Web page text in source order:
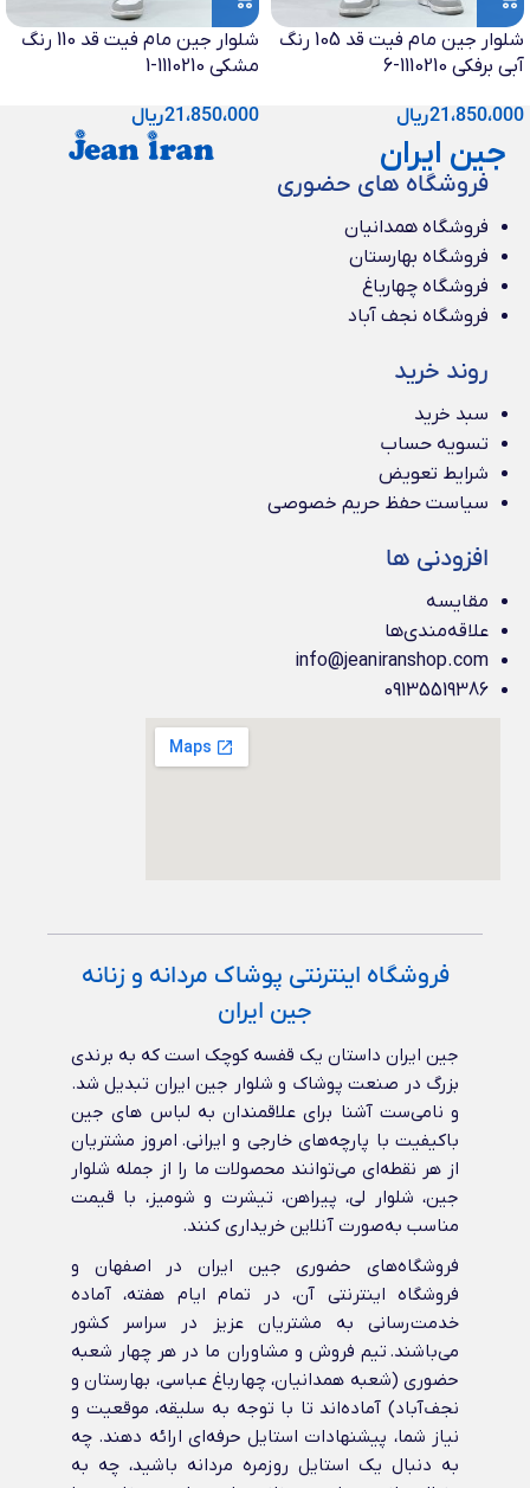
شلوار جین مام فیت قد 105 رنگ
آبی برفکی 1110210-6
21،850،000ریال
شلوار جین مام فیت قد 110 رنگ
مشکی 1110210-1
21،850،000ریال
جین ایران
فروشگاه های حضوری
فروشگاه همدانیان
فروشگاه بهارستان
فروشگاه چهارباغ
فروشگاه نجف آباد
روند خرید
سبد خرید
تسویه حساب
شرایط تعویض
سیاست حفظ حریم خصوصی
افزودنی ها
مقایسه
علاقه‌مندی‌ها
info@jeaniranshop.com
09135519386
فروشگاه اینترنتی پوشاک مردانه و زنانه
جین ایران
جین ایران داستان یک قفسه کوچک است که به برندی
بزرگ در صنعت پوشاک و شلوار جین ایران تبدیل شد.
و نامی‌ست آشنا برای علاقمندان به لباس های جین
باکیفیت با پارچه‌های خارجی و ایرانی‌. امروز مشتریان
از هر نقطه‌ای می‌توانند محصولات ما را از جمله شلوار
جین، شلوار لی، پیراهن، تیشرت و شومیز، با قیمت
مناسب به‌صورت آنلاین خریداری کنند.
فروشگاه‌های حضوری جین ایران در اصفهان و
فروشگاه اینترنتی آن، در تمام ایام هفته، آماده
خدمت‌رسانی به مشتریان عزیز در سراسر کشور
می‌باشند. تیم فروش و مشاوران ما در هر چهار شعبه
حضوری (شعبه همدانیان، چهارباغ عباسی، بهارستان و
نجف‌آباد) آماده‌اند تا با توجه به سلیقه، موقعیت و
نیاز شما، پیشنهادات استایل حرفه‌ای ارائه دهند. چه
به دنبال یک استایل روزمره مردانه باشید، چه به